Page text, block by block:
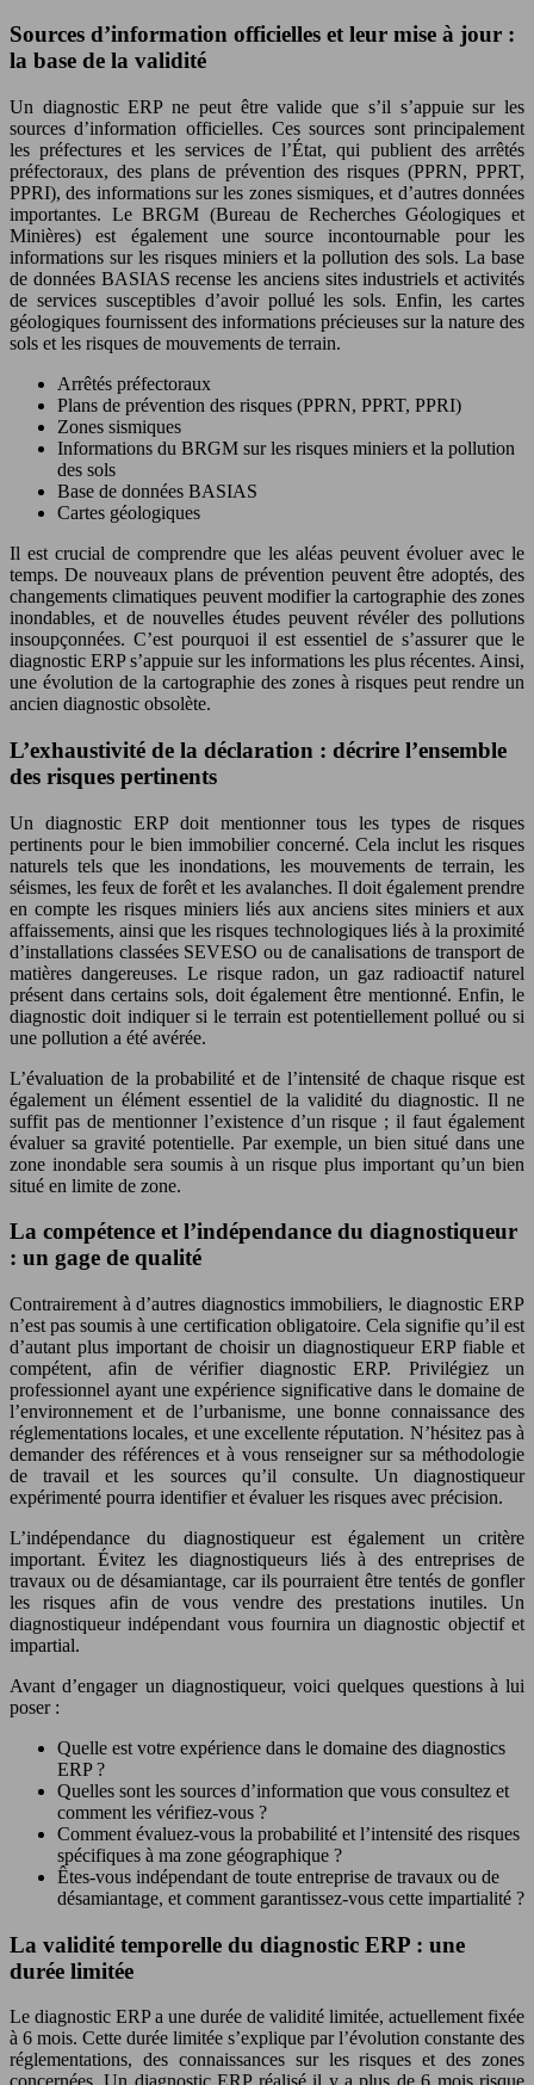
Sources d’information officielles et leur mise à jour :
la base de la validité
Un diagnostic ERP ne peut être valide que s’il s’appuie sur les
sources d’information officielles. Ces sources sont principalement
les préfectures et les services de l’État, qui publient des arrêtés
préfectoraux, des plans de prévention des risques (PPRN, PPRT,
PPRI), des informations sur les zones sismiques, et d’autres données
importantes. Le BRGM (Bureau de Recherches Géologiques et
Minières) est également une source incontournable pour les
informations sur les risques miniers et la pollution des sols. La base
de données BASIAS recense les anciens sites industriels et activités
de services susceptibles d’avoir pollué les sols. Enfin, les cartes
géologiques fournissent des informations précieuses sur la nature des
sols et les risques de mouvements de terrain.
Arrêtés préfectoraux
Plans de prévention des risques (PPRN, PPRT, PPRI)
Zones sismiques
Informations du BRGM sur les risques miniers et la pollution
des sols
Base de données BASIAS
Cartes géologiques
Il est crucial de comprendre que les aléas peuvent évoluer avec le
temps. De nouveaux plans de prévention peuvent être adoptés, des
changements climatiques peuvent modifier la cartographie des zones
inondables, et de nouvelles études peuvent révéler des pollutions
insoupçonnées. C’est pourquoi il est essentiel de s’assurer que le
diagnostic ERP s’appuie sur les informations les plus récentes. Ainsi,
une évolution de la cartographie des zones à risques peut rendre un
ancien diagnostic obsolète.
L’exhaustivité de la déclaration : décrire l’ensemble
des risques pertinents
Un diagnostic ERP doit mentionner tous les types de risques
pertinents pour le bien immobilier concerné. Cela inclut les risques
naturels tels que les inondations, les mouvements de terrain, les
séismes, les feux de forêt et les avalanches. Il doit également prendre
en compte les risques miniers liés aux anciens sites miniers et aux
affaissements, ainsi que les risques technologiques liés à la proximité
d’installations classées SEVESO ou de canalisations de transport de
matières dangereuses. Le risque radon, un gaz radioactif naturel
présent dans certains sols, doit également être mentionné. Enfin, le
diagnostic doit indiquer si le terrain est potentiellement pollué ou si
une pollution a été avérée.
L’évaluation de la probabilité et de l’intensité de chaque risque est
également un élément essentiel de la validité du diagnostic. Il ne
suffit pas de mentionner l’existence d’un risque ; il faut également
évaluer sa gravité potentielle. Par exemple, un bien situé dans une
zone inondable sera soumis à un risque plus important qu’un bien
situé en limite de zone.
La compétence et l’indépendance du diagnostiqueur
: un gage de qualité
Contrairement à d’autres diagnostics immobiliers, le diagnostic ERP
n’est pas soumis à une certification obligatoire. Cela signifie qu’il est
d’autant plus important de choisir un diagnostiqueur ERP fiable et
compétent, afin de vérifier diagnostic ERP. Privilégiez un
professionnel ayant une expérience significative dans le domaine de
l’environnement et de l’urbanisme, une bonne connaissance des
réglementations locales, et une excellente réputation. N’hésitez pas à
demander des références et à vous renseigner sur sa méthodologie
de travail et les sources qu’il consulte. Un diagnostiqueur
expérimenté pourra identifier et évaluer les risques avec précision.
L’indépendance du diagnostiqueur est également un critère
important. Évitez les diagnostiqueurs liés à des entreprises de
travaux ou de désamiantage, car ils pourraient être tentés de gonfler
les risques afin de vous vendre des prestations inutiles. Un
diagnostiqueur indépendant vous fournira un diagnostic objectif et
impartial.
Avant d’engager un diagnostiqueur, voici quelques questions à lui
poser :
Quelle est votre expérience dans le domaine des diagnostics
ERP ?
Quelles sont les sources d’information que vous consultez et
comment les vérifiez-vous ?
Comment évaluez-vous la probabilité et l’intensité des risques
spécifiques à ma zone géographique ?
Êtes-vous indépendant de toute entreprise de travaux ou de
désamiantage, et comment garantissez-vous cette impartialité ?
La validité temporelle du diagnostic ERP : une
durée limitée
Le diagnostic ERP a une durée de validité limitée, actuellement fixée
à 6 mois. Cette durée limitée s’explique par l’évolution constante des
réglementations, des connaissances sur les risques et des zones